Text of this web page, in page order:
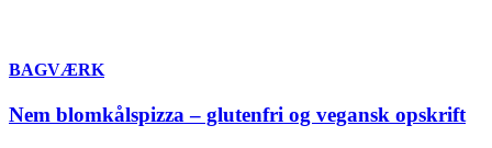
BAGVÆRK
Nem blomkålspizza – glutenfri og vegansk opskrift